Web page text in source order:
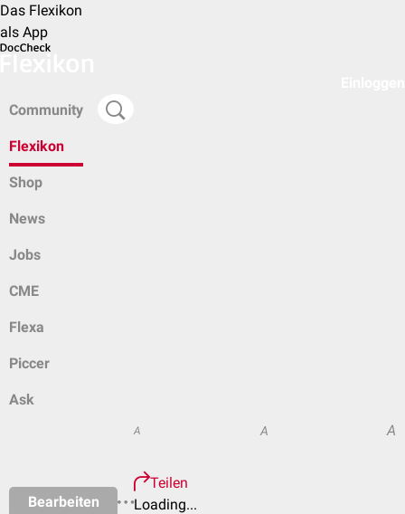
Das Flexikon
als App
Community
Flexikon
Shop
News
Jobs
CME
Flexa
Piccer
Ask
Bearbeiten
A A A
Teilen
Loading...